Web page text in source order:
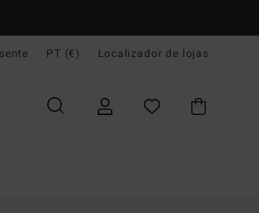
PT (€) Localizador de lojas